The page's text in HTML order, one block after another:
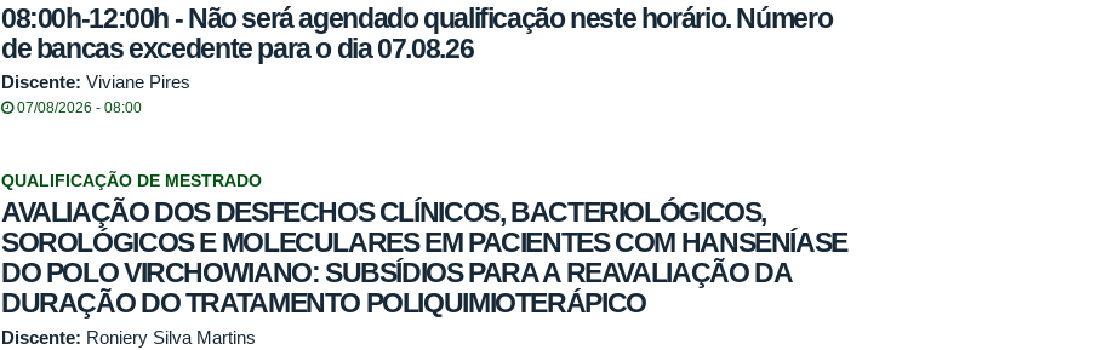
08:00h-12:00h - Não será agendado qualificação neste horário. Número
de bancas excedente para o dia 07.08.26
Discente: Viviane Pires
07/08/2026 - 08:00
QUALIFICAÇÃO DE MESTRADO
AVALIAÇÃO DOS DESFECHOS CLÍNICOS, BACTERIOLÓGICOS,
SOROLÓGICOS E MOLECULARES EM PACIENTES COM HANSENÍASE
DO POLO VIRCHOWIANO: SUBSÍDIOS PARA A REAVALIAÇÃO DA
DURAÇÃO DO TRATAMENTO POLIQUIMIOTERÁPICO
Discente: Roniery Silva Martins